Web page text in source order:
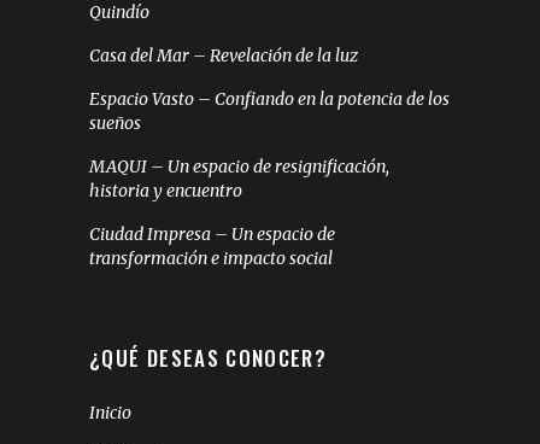
Quindío
Casa del Mar – Revelación de la luz
Espacio Vasto – Confiando en la potencia de los
sueños
MAQUI – Un espacio de resignificación,
historia y encuentro
Ciudad Impresa – Un espacio de
transformación e impacto social
¿QUÉ DESEAS CONOCER?
Inicio